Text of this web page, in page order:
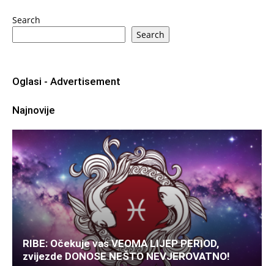
Search
Search
Oglasi - Advertisement
Najnovije
RIBE: Očekuje vas VEOMA LIJEP PERIOD,
zvijezde DONOSE NEŠTO NEVJEROVATNO!